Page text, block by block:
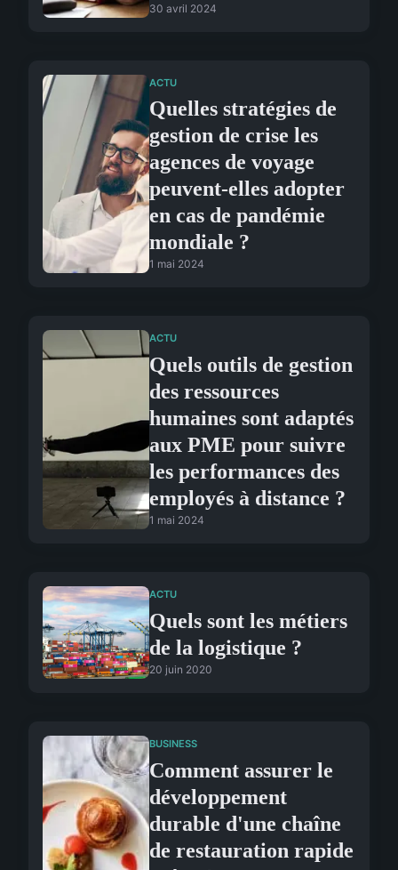
30 avril 2024
ACTU
Quelles stratégies de
gestion de crise les
agences de voyage
peuvent-elles adopter
en cas de pandémie
mondiale ?
1 mai 2024
ACTU
Quels outils de gestion
des ressources
humaines sont adaptés
aux PME pour suivre
les performances des
employés à distance ?
1 mai 2024
ACTU
Quels sont les métiers
de la logistique ?
20 juin 2020
BUSINESS
Comment assurer le
développement
durable d'une chaîne
de restauration rapide